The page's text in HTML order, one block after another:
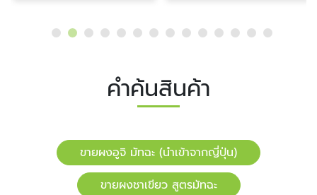
คำค้นสินค้า
ขายผงอูจิ มัทฉะ (นำเข้าจากญี่ปุ่น)
ขายผงชาเขียว สูตรมัทฉะ